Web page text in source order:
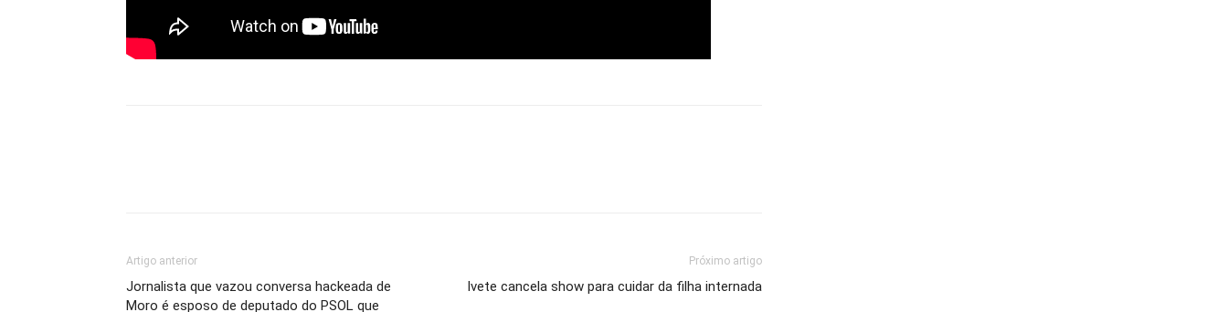
Artigo anterior
Jornalista que vazou conversa hackeada de
Moro é esposo de deputado do PSOL que
Próximo artigo
Ivete cancela show para cuidar da filha internada